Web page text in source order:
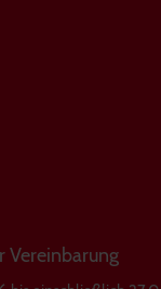
Vereinbarung